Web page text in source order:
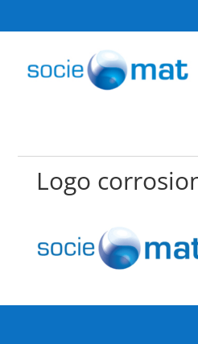
Logo